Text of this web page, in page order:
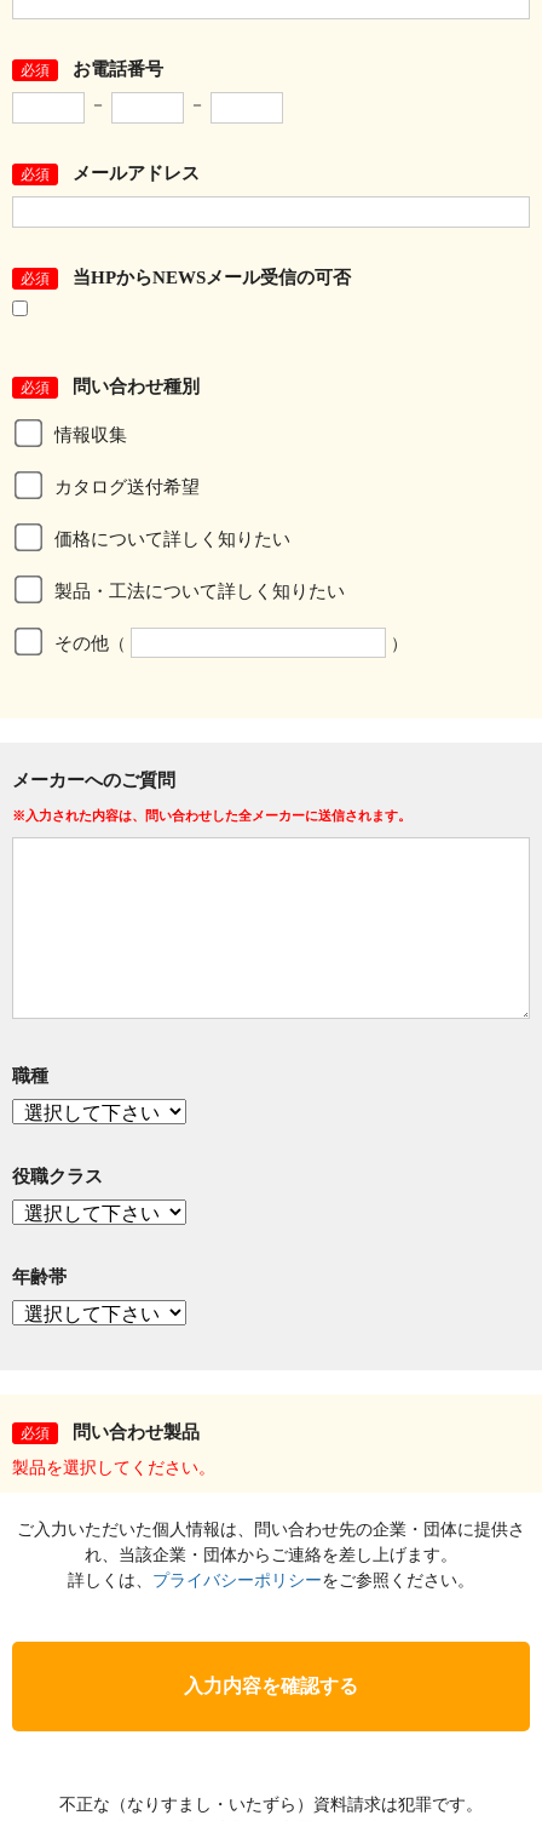
必須 お電話番号
－ －
必須 メールアドレス
必須 当HPからNEWSメール受信の可否
必須 問い合わせ種別
情報収集
カタログ送付希望
価格について詳しく知りたい
製品・工法について詳しく知りたい
その他 （ ）
メーカーへのご質問
※入力された内容は、問い合わせした全メーカーに送信されます。
職種
役職クラス
年齢帯
必須 問い合わせ製品
製品を選択してください。
ご入力いただいた個人情報は、問い合わせ先の企業・団体に提供さ
れ、当該企業・団体からご連絡を差し上げます。
詳しくは、 プライバシーポリシーをご参照ください。
入力内容を確認する
不正な（なりすまし・いたずら）資料請求は犯罪です。